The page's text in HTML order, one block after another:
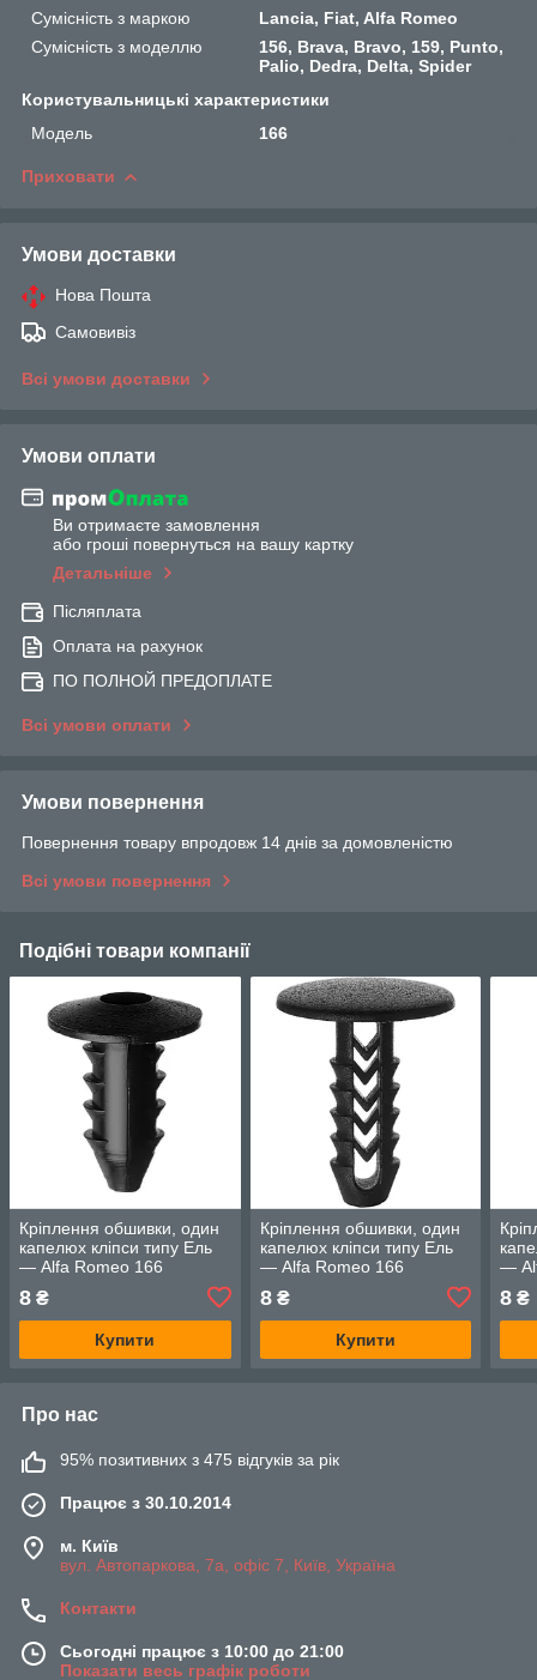
Сумісність з маркою
Lancia, Fiat, Alfa Romeo
Сумісність з моделлю
156, Brava, Bravo, 159, Punto,
Palio, Dedra, Delta, Spider
Користувальницькі характеристики
Мoдель
166
Приховати
Умови доставки
Нова Пошта
Самовивіз
Всі умови доставки
Умови оплати
Ви отримаєте замовлення
або гроші повернуться на вашу картку
Детальніше
Післяплата
Оплата на рахунок
ПО ПОЛНОЙ ПРЕДОПЛАТЕ
Всі умови оплати
Умови повернення
Повернення товару впродовж 14 днів за домовленістю
Всі умови повернення
Подібні товари компанії
Кріплення обшивки, один
капелюх кліпси типу Ель
— Alfa Romeo 166
8 ₴
Купити
Кріплення обшивки, один
капелюх кліпси типу Ель
— Alfa Romeo 166
8₴
Купити
—
8 ₴
Про нас
95% позитивних з 475 відгуків за рік
Працює з 30.10.2014
м. Київ
вул. Автопаркова, 7а, офіс 7, Київ, Україна
Контакти
Сьогодні працює з 10:00 до 21:00
Показати весь графік роботи